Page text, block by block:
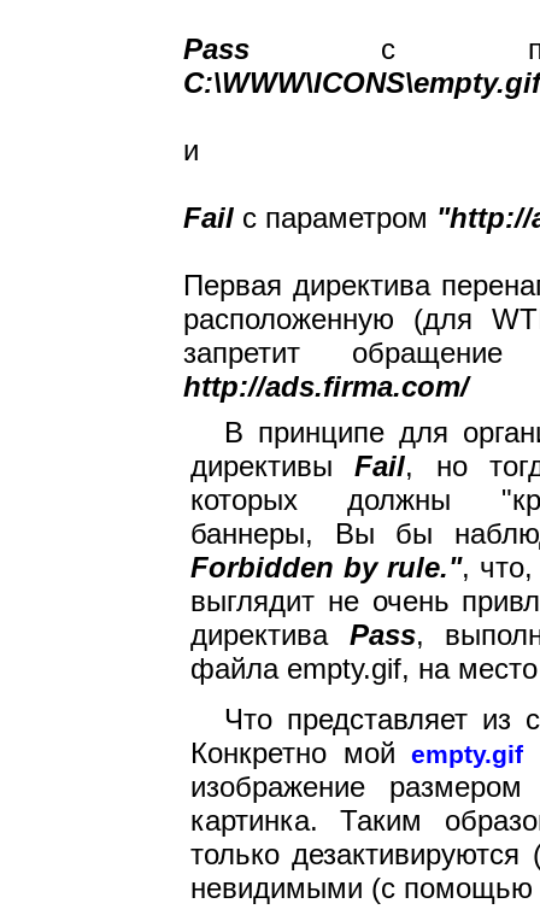
Pass с
и
Fail с параметром "http://
Первая директива
расположенную (для
запретит
http://ads.firma.com/
В принципе для
директивыFail, но
которых должны
баннеры, Вы бы
Forbidden by rule.", что,
выглядит не очень
директива Pass,
файла empty.gif, на место
Что представляет из
Конкретно мой empty.gif
изображение
картинка. Таким
только
невидимыми (с помощью